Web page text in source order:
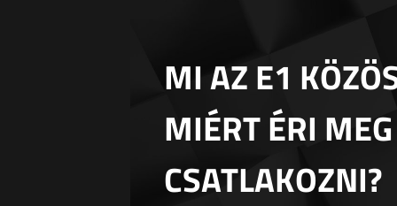
MI AZ E1
MIÉRT ÉRI MEG
CSATLAKOZNI?